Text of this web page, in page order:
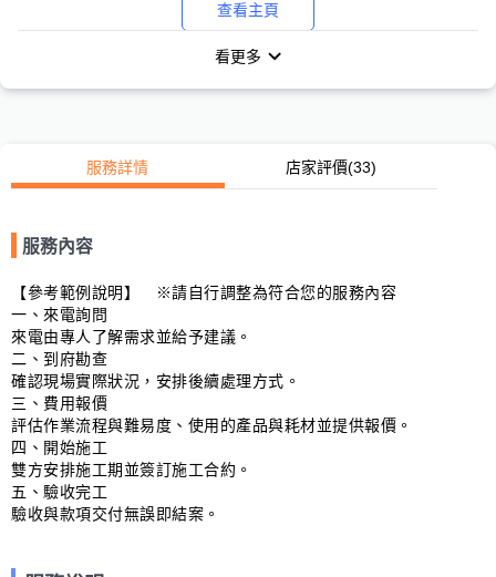
查看主頁
看更多
服務詳情 店家評價(33)
服務內容
【參考範例說明】　※請自行調整為符合您的服務內容
一、來電詢問
來電由專人了解需求並給予建議。
二、到府勘查
確認現場實際狀況，安排後續處理方式。
三、費用報價
評估作業流程與難易度、使用的產品與耗材並提供報價。
四、開始施工
雙方安排施工期並簽訂施工合約。
五、驗收完工
驗收與款項交付無誤即結案。